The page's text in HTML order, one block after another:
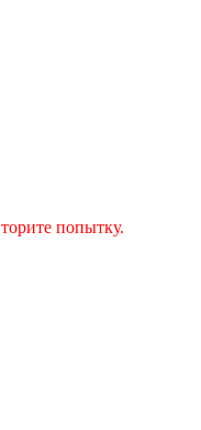
попытку.